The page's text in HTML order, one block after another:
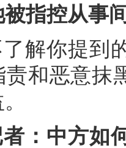
被指控从事
解你提到
责和恶意抹
：中方如